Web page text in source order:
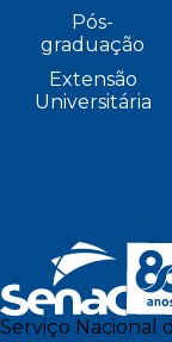
Pós-
graduação
Extensão
Universitária
Serviço Nacional